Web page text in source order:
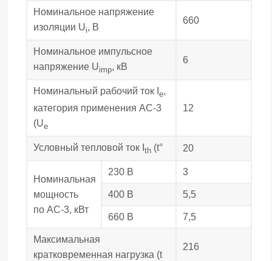
Номинальное напряжение
изоляции Ui, В
660
Номинальное импульсное
напряжение Uimp, кВ
6
Номинальный рабочий ток I e,
категория применения АС-3
(Ue
12
Условный тепловой ток I th (t° 20
Номинальная
мощность
по АС-3, кВт
230 В 3
400 В 5,5
660 В 7,5
Максимальная
кратковременная нагрузка (t
216